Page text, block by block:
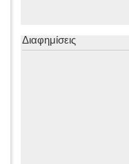
Διαφημίσεις